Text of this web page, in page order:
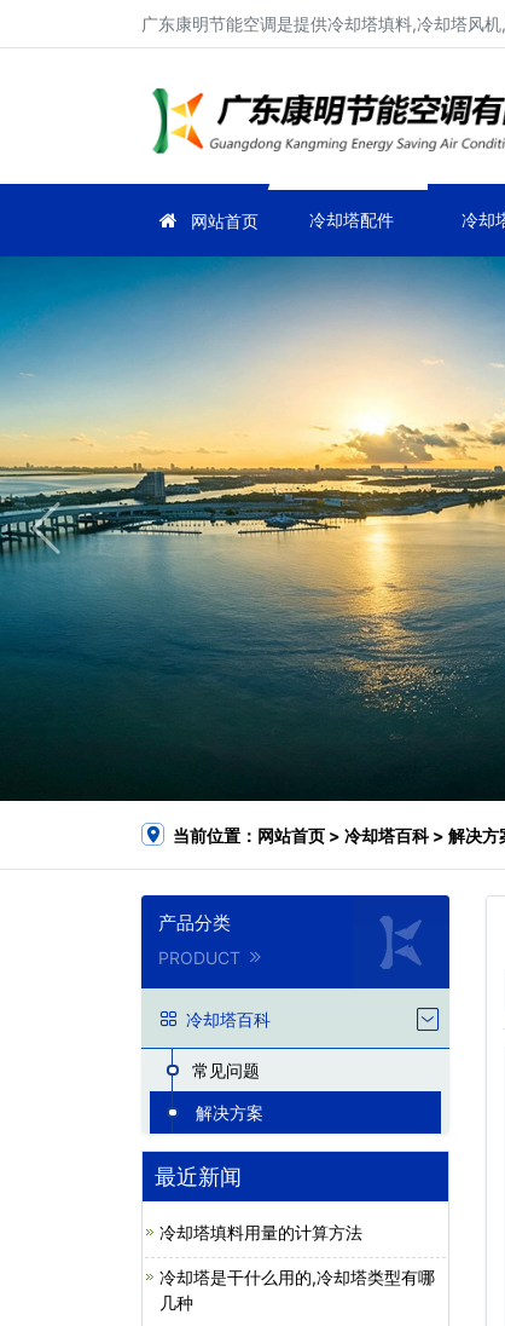
广东康明节能空调是提供冷却塔填料,冷却塔风
网站首页 冷却塔配件 冷却
当前位置： 网站首页 > 冷却塔百科> 解决方
产品分类
PRODUCT
冷却塔百科
常见问题
解决方案
最近新闻
冷却塔填料用量的计算方法
冷却塔是干什么用的,冷却塔类型有哪
几种